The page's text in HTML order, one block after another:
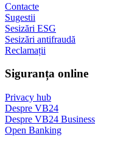
Contacte
Sugestii
Sesizări ESG
Sesizări antifraudă
Reclamații
Siguranța online
Privacy hub
Despre VB24
Despre VB24 Business
Open Banking